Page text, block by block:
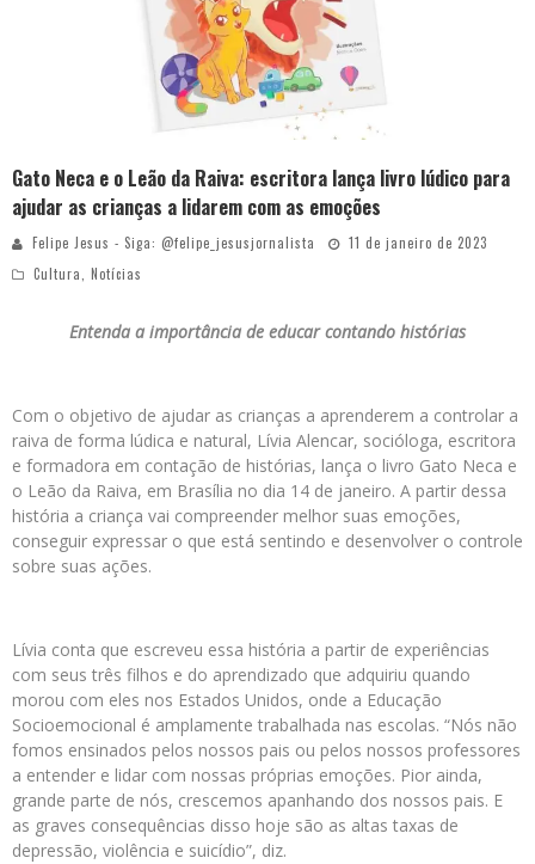
Gato Neca e o Leão da Raiva: escritora lança livro lúdico para
ajudar as crianças a lidarem com as emoções
Felipe Jesus - Siga: @felipe_jesusjornalista
11 de janeiro de 2023
Cultura, Notícias
Entenda a importância de educar contando histórias
Com o objetivo de ajudar as crianças a aprenderem a controlar a
raiva de forma lúdica e natural, Lívia Alencar, socióloga, escritora
e formadora em contação de histórias, lança o livro Gato Neca e
o Leão da Raiva, em Brasília no dia 14 de janeiro. A partir dessa
história a criança vai compreender melhor suas emoções,
conseguir expressar o que está sentindo e desenvolver o controle
sobre suas ações.
Lívia conta que escreveu essa história a partir de experiências
com seus três filhos e do aprendizado que adquiriu quando
morou com eles nos Estados Unidos, onde a Educação
Socioemocional é amplamente trabalhada nas escolas. “Nós não
fomos ensinados pelos nossos pais ou pelos nossos professores
a entender e lidar com nossas próprias emoções. Pior ainda,
grande parte de nós, crescemos apanhando dos nossos pais. E
as graves consequências disso hoje são as altas taxas de
depressão, violência e suicídio”, diz.